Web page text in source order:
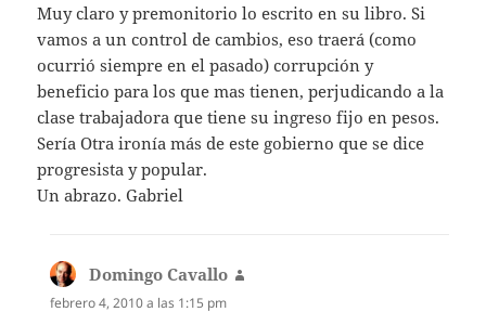
Muy claro y premonitorio lo escrito en su libro. Si
vamos a un control de cambios, eso traerá (como
ocurrió siempre en el pasado) corrupción y
beneficio para los que mas tienen, perjudicando a la
clase trabajadora que tiene su ingreso fijo en pesos.
Sería Otra ironía más de este gobierno que se dice
progresista y popular.
Un abrazo. Gabriel
Domingo Cavallo
febrero 4, 2010 a las 1:15 pm